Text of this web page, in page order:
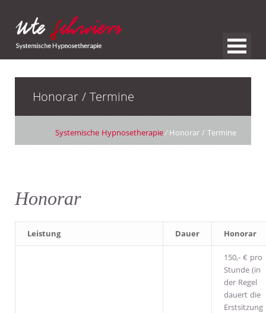
Honorar / Termine
Systemische Hypnosetherapie⁄ Honorar / Termine
Honorar
Leistung Dauer Honorar
150,- € pro
Stunde (in
der Regel
dauert die
Erstsitzung